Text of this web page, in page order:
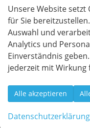
Kraftstoff Benzin
Leistung 110 kW (150 PS)
28.140,– €
incl. 19% MwSt.
Verbrauch
CO -Klasse:E
2
ab 257,– € mtl.
Unsere Website setzt
für Sie
Auswahl und
Analytics und
Einverständnis
jederzeit mit
Alle akzeptieren
Datenschutzerklärung